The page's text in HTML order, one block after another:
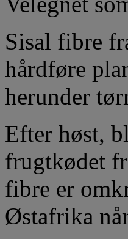
Sisal fibre
hårdføre
herunder
Efter høst,
frugtkødet
fibre er
Østafrika